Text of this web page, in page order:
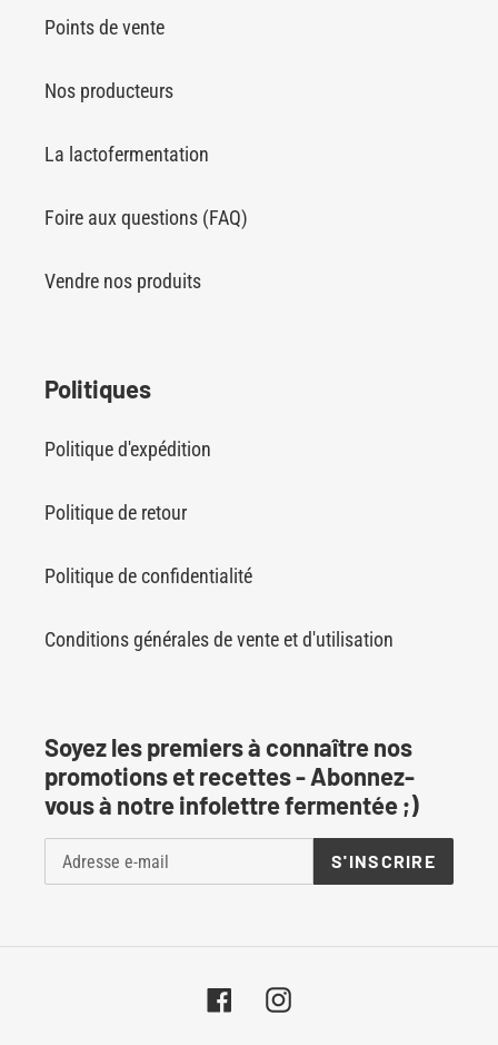
Points de vente
Nos producteurs
La lactofermentation
Foire aux questions (FAQ)
Vendre nos produits
Politiques
Politique d'expédition
Politique de retour
Politique de confidentialité
Conditions générales de vente et d'utilisation
Soyez les premiers à connaître nos
promotions et recettes - Abonnez-
vous à notre infolettre fermentée ;)
S'INSCRIRE
FacebookInstagram